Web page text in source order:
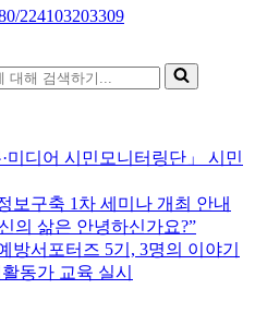
224103203309
미디어 시민모니터링단」 시민
보구축 1차 세미나 개최 안내
의 삶은 안녕하신가요?”
방서포터즈 5기, 3명의 이야기
동가 교육 실시